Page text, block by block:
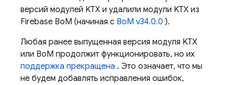
версий модулей KTX и удалили модули KTX из
Firebase BoM (начиная с BoM v34.0.0 ).
Любая ранее выпущенная версия модуля KTX
или BoM продолжит функционировать, но их
поддержка прекращена . Это означает, что мы
не будем добавлять исправления ошибок,